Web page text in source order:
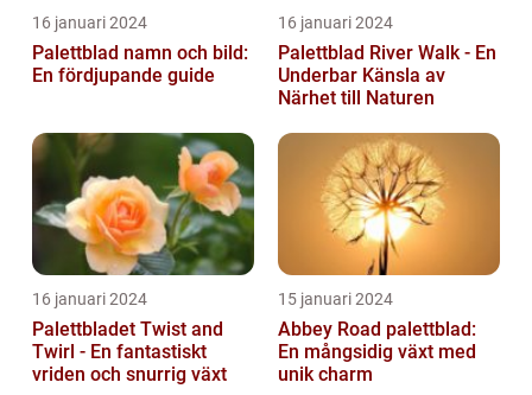
16 januari 2024
Palettblad namn och bild:
En fördjupande guide
16 januari 2024
Palettblad River Walk - En
Underbar Känsla av
Närhet till Naturen
16 januari 2024
Palettbladet Twist and
Twirl - En fantastiskt
vriden och snurrig växt
15 januari 2024
Abbey Road palettblad:
En mångsidig växt med
unik charm